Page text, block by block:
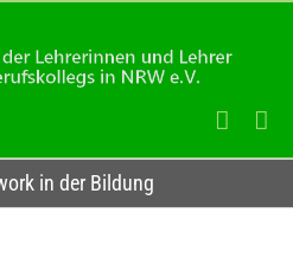
in der Bildung